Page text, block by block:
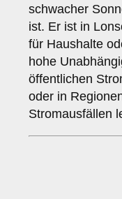
schwacher
ist. Er ist in
für Haushalte
hohe
öffentlichen
oder in
Stromausfällen